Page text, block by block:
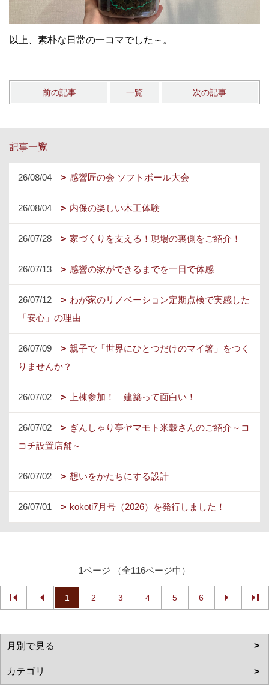
以上、素朴な日常の一コマでした～。
前の記事 一覧 次の記事
記事一覧
26/08/04 感響匠の会 ソフトボール大会
26/08/04 内保の楽しい木工体験
26/07/28 家づくりを支える！現場の裏側をご紹介！
26/07/13 感響の家ができるまでを一日で体感
26/07/12
わが家のリノベーション定期点検で実感した
「安心」の理由
26/07/09
親子で「世界にひとつだけのマイ箸」をつく
りませんか？
26/07/02 上棟参加！ 建築って面白い！
26/07/02
ぎんしゃり亭ヤマモト米穀さんのご紹介～コ
コチ設置店舗～
26/07/02 想いをかたちにする設計
26/07/01 kokoti7月号（2026）を発行しました！
1ページ （全116ページ中）
1 2 3 4 5 6